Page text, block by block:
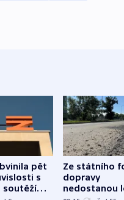
pět
s
soutěží
Ze státního
dopravy
nedostanou